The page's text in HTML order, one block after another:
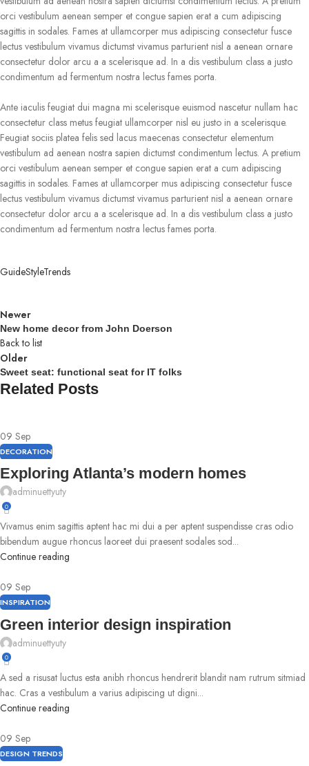
orci vestibulum aenean semper et congue sapien erat a cum adipiscing
sagittis in sodales. Fames at ullamcorper mus adipiscing consectetur fusce
lectus vestibulum vivamus dictumst vivamus parturient nisl a aenean ornare
consectetur dolor arcu a a scelerisque ad. In a dis vestibulum class a justo
condimentum ad fermentum nostra lectus fames porta.
Ante iaculis feugiat dui magna mi scelerisque euismod nascetur nullam hac
consectetur class metus feugiat ullamcorper nisl eu justo in a scelerisque.
Feugiat sociis platea felis sed lacus maecenas consectetur elementum
vestibulum ad aenean nostra sapien dictumst condimentum lectus. A pretium
orci vestibulum aenean semper et congue sapien erat a cum adipiscing
sagittis in sodales. Fames at ullamcorper mus adipiscing consectetur fusce
lectus vestibulum vivamus dictumst vivamus parturient nisl a aenean ornare
consectetur dolor arcu a a scelerisque ad. In a dis vestibulum class a justo
condimentum ad fermentum nostra lectus fames porta.
GuideStyleTrends
Newer
New home decor from John Doerson
Back to list
Older
Sweet seat: functional seat for IT folks
Related Posts
09 Sep
DECORATION
Exploring Atlanta’s modern homes
adminuettyuty
0
Vivamus enim sagittis aptent hac mi dui a per aptent suspendisse cras odio
bibendum augue rhoncus laoreet dui praesent sodales sod...
Continue reading
09 Sep
INSPIRATION
Green interior design inspiration
adminuettyuty
0
A sed a risusat luctus esta anibh rhoncus hendrerit blandit nam rutrum sitmiad
hac. Cras a vestibulum a varius adipiscing ut digni...
Continue reading
09 Sep
DESIGN TRENDS